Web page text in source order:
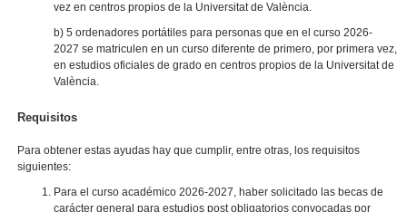
vez en centros propios de la Universitat de València.
b) 5 ordenadores portátiles para personas que en el curso 2026-
2027 se matriculen en un curso diferente de primero, por primera vez,
en estudios oficiales de grado en centros propios de la Universitat de
València.
Requisitos
Para obtener estas ayudas hay que cumplir, entre otras, los requisitos
siguientes:
Para el curso académico 2026-2027, haber solicitado las becas de
carácter general para estudios post obligatorios convocadas por